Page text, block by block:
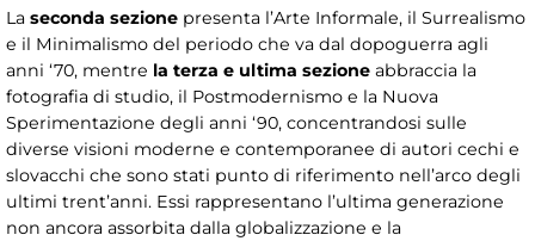
La seconda sezione presenta l’Arte Informale, il Surrealismo
e il Minimalismo del periodo che va dal dopoguerra agli
anni ‘70, mentre la terza e ultima sezione abbraccia la
fotografia di studio, il Postmodernismo e la Nuova
Sperimentazione degli anni ‘90, concentrandosi sulle
diverse visioni moderne e contemporanee di autori cechi e
slovacchi che sono stati punto di riferimento nell’arco degli
ultimi trent’anni. Essi rappresentano l’ultima generazione
non ancora assorbita dalla globalizzazione e la